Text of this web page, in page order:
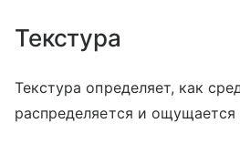
Текстура
Текстура определяет, как
распределяется и